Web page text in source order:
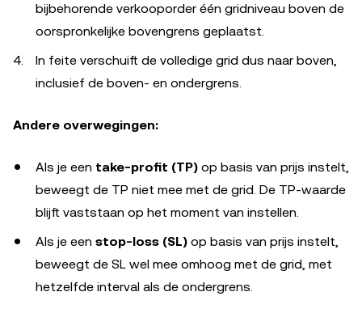
bijbehorende verkooporder één gridniveau boven de
oorspronkelijke bovengrens geplaatst.
In feite verschuift de volledige grid dus naar boven,
inclusief de boven- en ondergrens.
Andere overwegingen:
Als je een take-profit (TP) op basis van prijs instelt,
beweegt de TP niet mee met de grid. De TP-waarde
blijft vaststaan op het moment van instellen.
Als je een stop-loss (SL) op basis van prijs instelt,
beweegt de SL wel mee omhoog met de grid, met
hetzelfde interval als de ondergrens.